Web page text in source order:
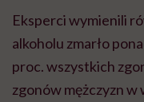
Eksperci wymienili
alkoholu zmarło
proc. wszystkich
zgonów mężczyzn w